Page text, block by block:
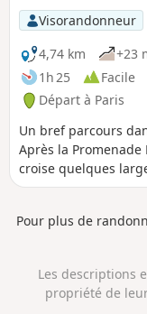
Visorandonneur
4,74 km
+23
1h 25
Facile
Départ à Paris
Un bref parcours
Après la
croise quelques
perspective de l'Arc
Pour plus de
Les descriptions
propriété de